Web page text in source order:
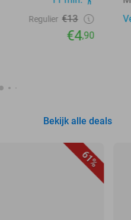
Regulier €13
€4,90
Bekijk alle deals
61%